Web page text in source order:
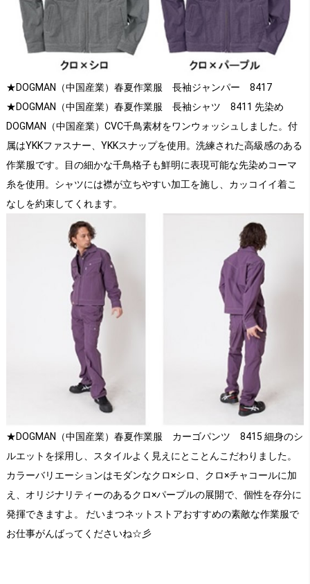
★DOGMAN（中国産業）春夏作業服 長袖ジャンパー 8417
★DOGMAN（中国産業）春夏作業服 長袖シャツ 8411 先染め
DOGMAN（中国産業）CVC千鳥素材をワンウォッシュしました。付
属はYKKファスナー、YKKスナップを使用。洗練された高級感のある
作業服です。目の細かな千鳥格子も鮮明に表現可能な先染めコーマ
糸を使用。シャツには襟が立ちやすい加工を施し、カッコイイ着こ
なしを約束してくれます。
★DOGMAN（中国産業）春夏作業服 カーゴパンツ 8415 細身のシ
ルエットを採用し、スタイルよく見えにとことんこだわりました。
カラーバリエーションはモダンなクロ×シロ、クロ×チャコールに加
え、オリジナリティーのあるクロ×パープルの展開で、個性を存分に
発揮できますよ。 だいまつネットストアおすすめの素敵な作業服で
お仕事がんばってくださいね☆彡